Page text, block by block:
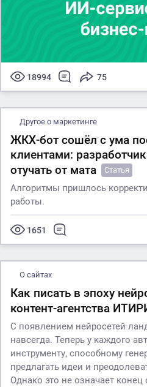
18994 75
Другое о маркетинге
ЖКХ-бот сошёл с ума
клиентами:
отучать от мата
Статья
Алгоритмы пришлось
работы.
1651
О сайтах
Как писать в эпоху
контент-агентства
С появлением нейросетей
навсегда. Теперь у каждого
инструменту, способному
предлагать идеи и
Однако это не означает конец